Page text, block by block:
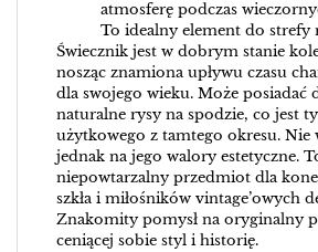
atmosferę podczas
To idealny element do strefy
Świecznik jest w dobrym stanie
nosząc znamiona upływu czasu
dla swojego wieku. Może posiadać
naturalne rysy na spodzie, co jest
użytkowego z tamtego okresu. Nie
jednak na jego walory estetyczne.
niepowtarzalny przedmiot dla
szkła i miłośników vintage’owych
Znakomity pomysł na oryginalny
ceniącej sobie styl i historię.